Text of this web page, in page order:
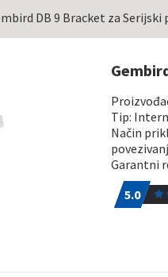
DB 9 Bracket za Serijski
Tip:
Način
Garantni
5.01
5.0